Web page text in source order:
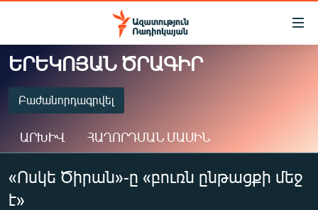
Մատչելիության
Անցնել
հիմնական
բովանդակությանը
Անցնել
մենյուին
Որոնում
ԱԶԱՏՈՒԹՅՈՒՆ TV
ՀԱՅԱՍՏԱՆ
ԸՆՏՐՈՒԹՅՈՒՆՆԵՐ 2026
ԻՐԱՎՈՒՆՔ
ՀԱՍԱՐԱԿՈՒԹՅՈՒՆ
ԵՐԵԿՈՅԱՆ ԾՐԱԳԻՐ
Բաժանորդագրվել
ԱՐԽԻՎ ՀԱՂՈՐԴՄԱՆ ՄԱՍԻՆ
«Ոսկե Ծիրան»-ը «բուռն ընթացքի մեջ
է»